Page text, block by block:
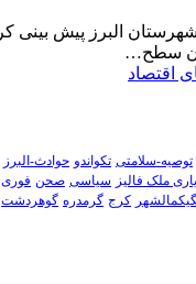
سطح…
اقتصاد
توصیه-سلامتی تکواندو حوادث-البرز
ملک فالیز سیاسی صحن فوری
کرج گرمدره گوهردشت